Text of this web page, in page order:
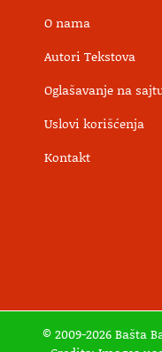
O nama
Autori Tekstova
Oglašavanje na
Uslovi korišćenja
Kontakt
© 2009-2026 Bašta